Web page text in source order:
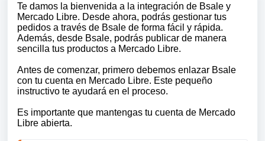
Te damos la bienvenida a la integración de Bsale y
Mercado Libre. Desde ahora, podrás gestionar tus
pedidos a través de Bsale de forma fácil y rápida.
Además, desde Bsale, podrás publicar de manera
sencilla tus productos a Mercado Libre.
Antes de comenzar, primero debemos enlazar Bsale
con tu cuenta en Mercado Libre. Este pequeño
instructivo te ayudará en el proceso.
Es importante que mantengas tu cuenta de Mercado
Libre abierta.